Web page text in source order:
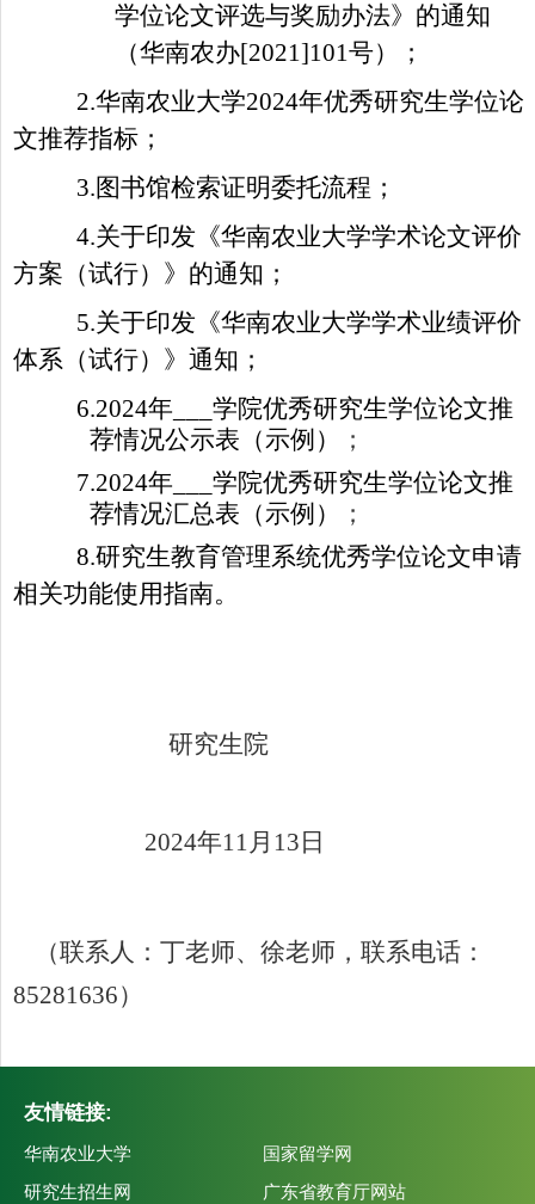
学位论文评选与奖励办法》的通知
（华南农办[2021]101号）
；
2.华南农业大学2024年优秀研究生学位论
文推荐指标 ；
3.图书馆检索证明委托流程 ；
4.关于印发《华南农业大学学术论文评价
方案（试行）》的通知 ；
5.关于印发《华南农业大学学术业绩评价
体系（试行）》通知 ；
6.2024年___学院优秀研究生学位论文推
荐情况公示表（示例）
；
7.2024年___学院优秀研究生学位论文推
荐情况汇总表（示例）
；
8.研究生教育管理系统优秀学位论文申请
相关功能使用指南。
研究生院
2024年11月 13 日
（联系人： 丁老师、徐老师，联系电话：
85281636）
友情链接:
华南农业大学
国家留学网
研究生招生网
广东省教育厅网站